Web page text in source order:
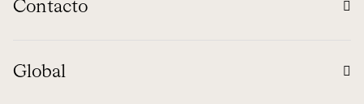
Contacto
Global